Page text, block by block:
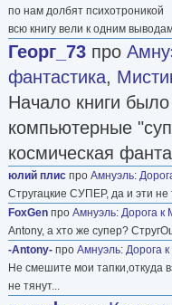
по нам долбят психотроникой
всю книгу вели к одним
Георг_73 про
фантастика,
Начало книги
компьютерные
космическая
юлий плис про Амнуэль:
Стругацкие СУПЕР, да и эти не
FoxGen про Амнуэль: Дорога к
Antony, а хто же супер?
-Antony- про Амнуэль: Дорога
Не смешите мои тапки,откуда
не тянут...